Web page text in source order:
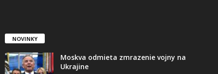
NOVINKY
Moskva odmieta zmrazenie vojny na
Ukrajine